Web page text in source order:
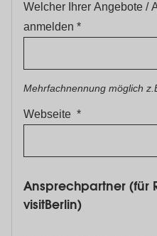
Welcher Ihrer Angebote /
anmelden
Mehrfachnennung möglich
Webseite
Ansprechpartner (für
visitBerlin)